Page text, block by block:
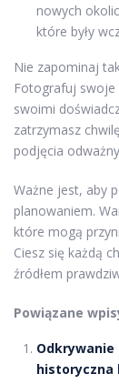
nowych
które były
Nie zapominaj
Fotografuj swoje
swoimi
zatrzymasz
podjęcia
Ważne jest, aby
planowaniem.
które mogą
Ciesz się każdą
źródłem
Powiązane
Odkrywanie
historyczna